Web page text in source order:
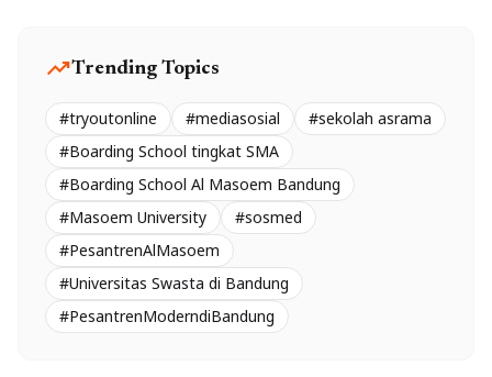
trending_upTrending Topics
#tryoutonline #mediasosial
#sekolah asrama
#Boarding School tingkat SMA
#Boarding School Al Masoem Bandung
#Masoem University
#sosmed
#PesantrenAlMasoem
#Universitas Swasta di Bandung
#PesantrenModerndiBandung